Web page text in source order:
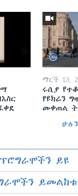
ማርች 13,
ሩሲያ
የዩክሬን
መቀጠል
ይዩ
ይመልከቱ